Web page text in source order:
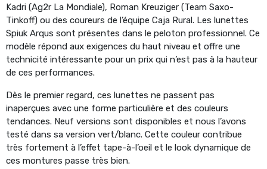
Kadri (Ag2r La Mondiale), Roman Kreuziger (Team Saxo-
Tinkoff) ou des coureurs de l’équipe Caja Rural. Les lunettes
Spiuk Arqus sont présentes dans le peloton professionnel. Ce
modèle répond aux exigences du haut niveau et offre une
technicité intéressante pour un prix qui n’est pas à la hauteur
de ces performances.
Dès le premier regard, ces lunettes ne passent pas
inaperçues avec une forme particulière et des couleurs
tendances. Neuf versions sont disponibles et nous l’avons
testé dans sa version vert/blanc. Cette couleur contribue
très fortement à l’effet tape-à-l’oeil et le look dynamique de
ces montures passe très bien.